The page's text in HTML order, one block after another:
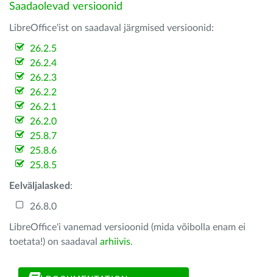
Saadaolevad versioonid
LibreOffice'ist on saadaval järgmised versioonid:
26.2.5
26.2.4
26.2.3
26.2.2
26.2.1
26.2.0
25.8.7
25.8.6
25.8.5
Eelväljalasked :
26.8.0
LibreOffice'i vanemad versioonid (mida võibolla enam ei
toetata!) on saadaval arhiivis.